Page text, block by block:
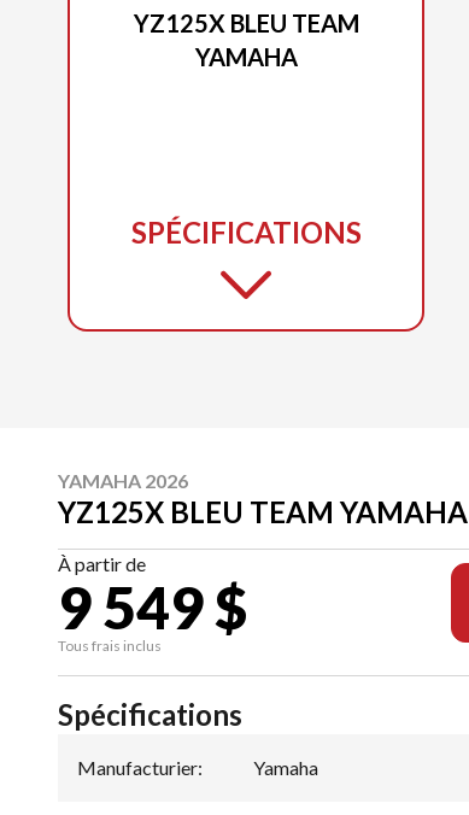
YZ125X BLEU TEAM
YAMAHA
SPÉCIFICATIONS
YAMAHA 2026
YZ125X BLEU TEAM YAMAHA
À partir de
9 549 $
Tous frais inclus
Spécifications
Manufacturier: Yamaha